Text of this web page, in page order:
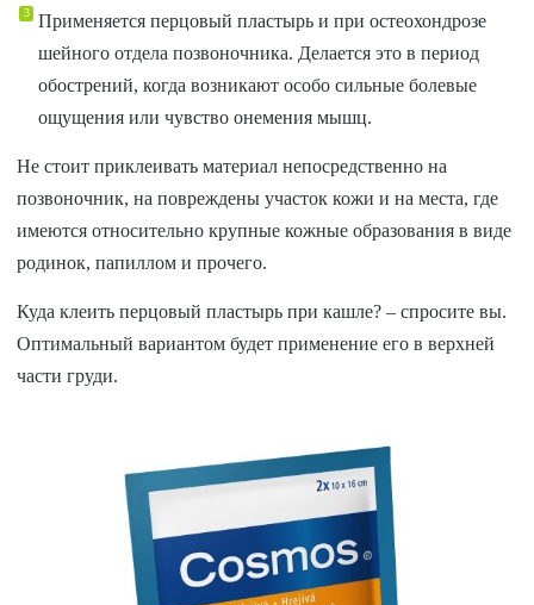
Применяется перцовый пластырь и при остеохондрозе
шейного отдела позвоночника. Делается это в период
обострений, когда возникают особо сильные болевые
ощущения или чувство онемения мышц.
Не стоит приклеивать материал непосредственно на
позвоночник, на повреждены участок кожи и на места, где
имеются относительно крупные кожные образования в виде
родинок, папиллом и прочего.
Куда клеить перцовый пластырь при кашле? – спросите вы.
Оптимальный вариантом будет применение его в верхней
части груди.